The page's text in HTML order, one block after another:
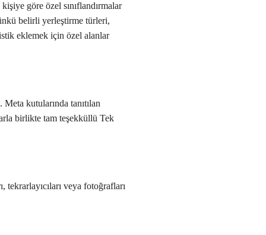
göre özel sınıflandırmalar
belirli yerleştirme türleri,
eklemek için özel alanlar
kutularında tanıtılan
birlikte tam teşekküllü Tek
veya fotoğrafları